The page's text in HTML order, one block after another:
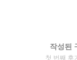
작성된
첫 번째 후